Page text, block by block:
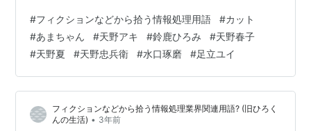
アスにいるのは小田勉(塩見三省)、磯野心平(皆川猿時)、
吉田正義(荒川良々)といった面々。磯野はユイちゃん推し
だからそこにいるのである。勉さんはいつもの習慣で吉
田は業務もあるからだろう。大吉(杉本哲太)は春子(小泉
今日子)にプロポーズしたこともあって天野…
#フィクションなどから拾う情報処理用語 #カット
#あまちゃん #天野アキ #鈴鹿ひろみ #天野春子
#天野夏 #天野忠兵衛 #水口琢磨 #足立ユイ
フィクションなどから拾う情報処理業界関連用語? (旧ひろく
んの生活) • 3年前